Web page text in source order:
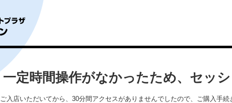
一定時間操作がなかったため、セッ
ご入店いただいてから、30分間アクセスがありませんでしたので、ご購入手続